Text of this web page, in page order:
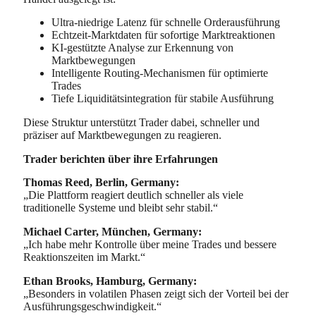
Ultra-niedrige Latenz für schnelle Orderausführung
Echtzeit-Marktdaten für sofortige Marktreaktionen
KI-gestützte Analyse zur Erkennung von
Marktbewegungen
Intelligente Routing-Mechanismen für optimierte
Trades
Tiefe Liquiditätsintegration für stabile Ausführung
Diese Struktur unterstützt Trader dabei, schneller und
präziser auf Marktbewegungen zu reagieren.
Trader berichten über ihre Erfahrungen
Thomas Reed, Berlin, Germany:
„Die Plattform reagiert deutlich schneller als viele
traditionelle Systeme und bleibt sehr stabil.“
Michael Carter, München, Germany:
„Ich habe mehr Kontrolle über meine Trades und bessere
Reaktionszeiten im Markt.“
Ethan Brooks, Hamburg, Germany:
„Besonders in volatilen Phasen zeigt sich der Vorteil bei der
Ausführungsgeschwindigkeit.“